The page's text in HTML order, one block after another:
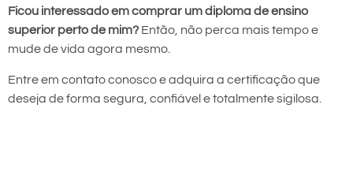
Ficou interessado em comprar um diploma de ensino
superior perto de mim? Então, não perca mais tempo e
mude de vida agora mesmo.
Entre em contato conosco e adquira a certificação que
deseja de forma segura, confiável e totalmente sigilosa.